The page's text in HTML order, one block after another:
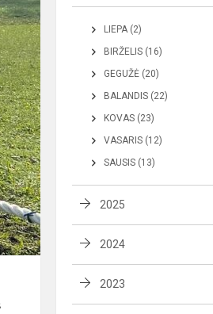
LIEPA (2)
BIRŽELIS (16)
GEGUŽĖ (20)
BALANDIS (22)
KOVAS (23)
VASARIS (12)
SAUSIS (13)
2025
2024
2023